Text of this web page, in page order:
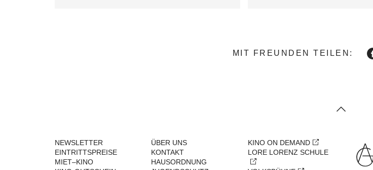
MIT FREUNDEN TEILEN:
NEWSLETTER
EINTRITTSPREISE
MIET–KINO
ÜBER UNS
KONTAKT
HAUSORDNUNG
KINO ON DEMAND
LORE LORENZ SCHULE